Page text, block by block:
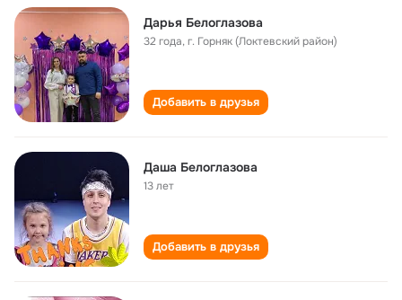
Дарья Белоглазова
32 года,г. Горняк (Локтевский район)
Добавить в друзья
Даша Белоглазова
13 лет
Добавить в друзья